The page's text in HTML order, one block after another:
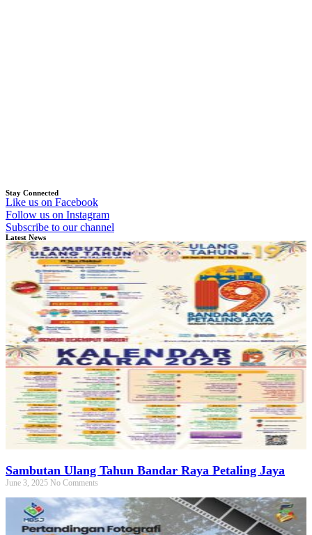
Stay Connected
Like us on Facebook
Follow us on Instagram
Subscribe to our channel
Latest News
Sambutan Ulang Tahun Bandar Raya Petaling Jaya
June 3, 2025 No Comments